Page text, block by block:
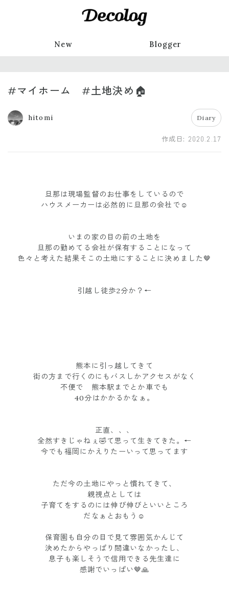
New Blogger
#マイホーム #土地決め🏠
hitomi Diary
作成日: 2020.2.17
旦那は現場監督のお仕事をしているので
ハウスメーカーは必然的に旦那の会社で☺︎
いまの家の目の前の土地を
旦那の勤めてる会社が保有することになって
色々と考えた結果そこの土地にすることに決めました🤎
引越し徒歩2分か？←
熊本に引っ越してきて
街の方まで行くのにもバスしかアクセスがなく
不便で 熊本駅までとか車でも
40分はかかるかなぁ。
正直、、、
全然すきじゃねぇ🤣て思って生きてきた。←
今でも福岡にかえりたーいって思ってます
ただ今の土地にやっと慣れてきて、
親視点としては
子育てをするのには伸び伸びといいところ
だなぁとおもう☺️
保育園も自分の目で見て雰囲気かんじて
決めたからやっぱり間違いなかったし、
息子も楽しそうで信用できる先生達に
感謝でいっぱい🤎🙏